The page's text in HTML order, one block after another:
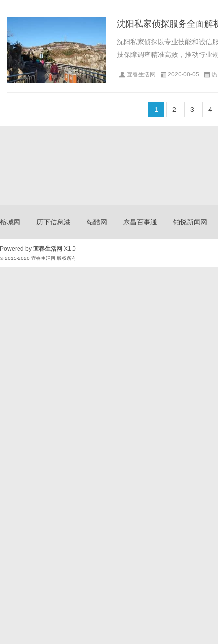
沈阳私家侦探服务全面解
沈阳私家侦探以专业技能和诚信
技保障调查精准高效，推动行业
宜春生活网 2026-08-05
1 2 3 4
榕城网 历下信息港 站酷网 东昌百事通 铂悦新闻网
Powered by 宜春生活网 X1.0
© 2015-2020 宜春生活网 版权所有